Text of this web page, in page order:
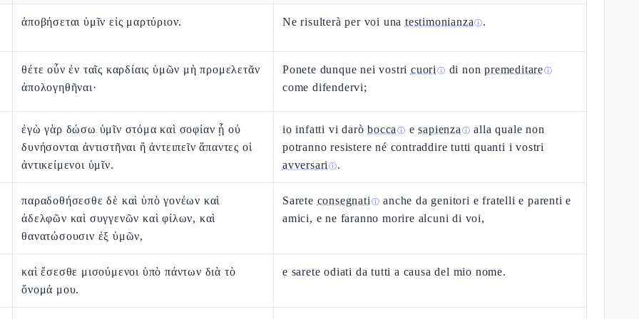
ἀποβήσεται ὑμῖν εἰς μαρτύριον. Ne risulterà per voi una testimonianzaⓘ.
θέτε οὖν ἐν ταῖς καρδίαις ὑμῶν μὴ προμελετᾶν
ἀπολογηθῆναι·
Ponete dunque nei vostri cuori ⓘ di nonpremeditareⓘ
come difendervi;
ἐγὼ γὰρ δώσω ὑμῖν στόμα καὶ σοφίαν ᾗ οὐ
δυνήσονται ἀντιστῆναι ἢ ἀντειπεῖν ἅπαντες οἱ
ἀντικείμενοι ὑμῖν.
io infatti vi daròbocca ⓘ esapienza ⓘ alla quale non
potranno resistere né contraddire tutti quanti i vostri
avversari ⓘ.
παραδοθήσεσθε δὲ καὶ ὑπὸ γονέων καὶ
ἀδελφῶν καὶ συγγενῶν καὶ φίλων, καὶ
θανατώσουσιν ἐξ ὑμῶν,
Sarete consegnati ⓘ anche da genitori e fratelli e parenti e
amici, e ne faranno morire alcuni di voi,
καὶ ἔσεσθε μισούμενοι ὑπὸ πάντων διὰ τὸ
ὄνομά μου.
e sarete odiati da tutti a causa del mio nome.